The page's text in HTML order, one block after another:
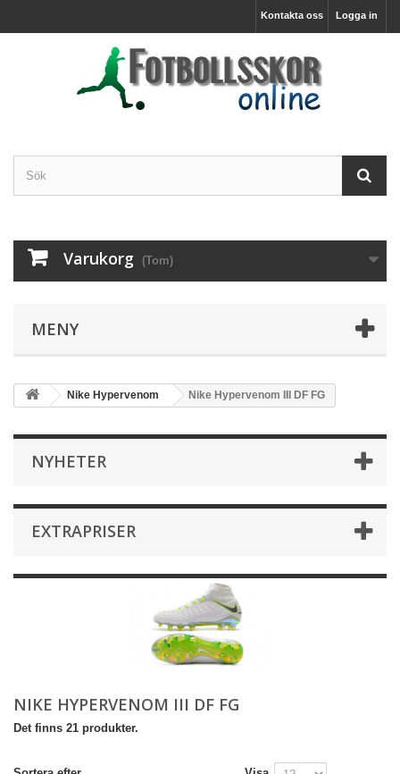
Logga in
Kontakta oss
Varukorg (Tom)
MENY
Nike Hypervenom Nike Hypervenom III DF FG
NYHETER
EXTRAPRISER
NIKE HYPERVENOM III DF FG
Det finns 21 produkter.